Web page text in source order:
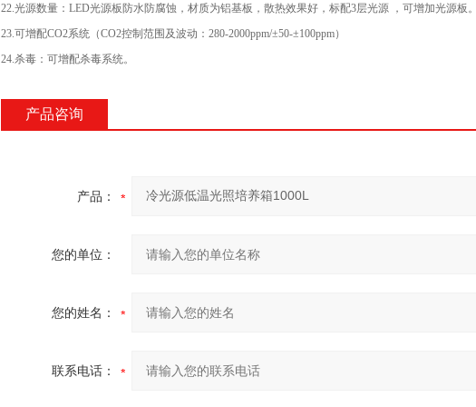
22.光源数量：LED光源板防水防腐蚀，材质为铝基板，散热效果好，标配3层光源 ，可增加光源板
23.可增配CO2系统（CO2控制范围及波动：280-2000ppm/±50-±100ppm）
24.杀毒：可增配杀毒系统。
产品咨询
产品：
您的单位：
您的姓名：
联系电话：